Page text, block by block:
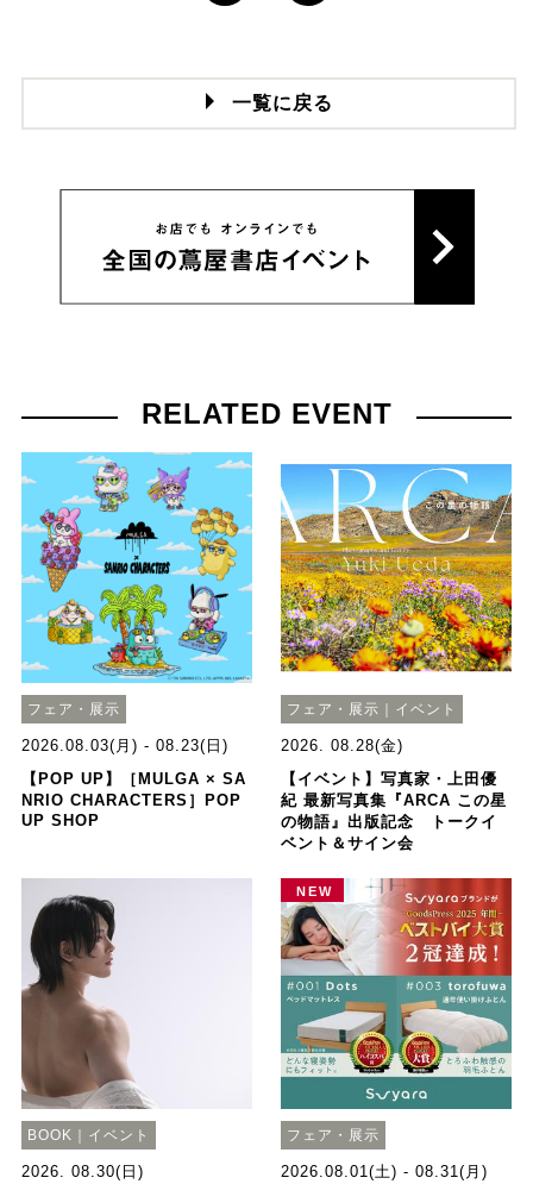
一覧に戻る
RELATED EVENT
フェア・展示
2026.08.03(月) - 08.23(日)
【POP UP】［MULGA × SA
NRIO CHARACTERS］POP
UP SHOP
フェア・展示｜イベント
2026. 08.28(金)
【イベント】写真家・上田優
紀 最新写真集『ARCA この星
の物語』出版記念 トークイ
ベント＆サイン会
BOOK｜イベント
2026. 08.30(日)
NEW
フェア・展示
2026.08.01(土) - 08.31(月)